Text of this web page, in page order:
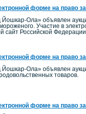
форме на право
Йошкар-Ола» объявлен
Участие в
Российской
форме на право
Йошкар-Ола» объявлен
товаров.
форме на право